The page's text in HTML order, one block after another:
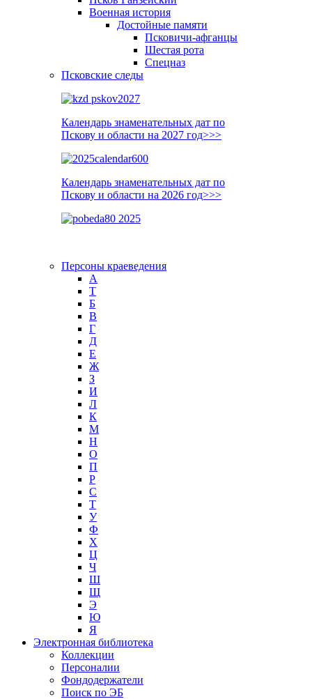
Военная история
Достойные памяти
Псковичи-афганцы
Шестая рота
Спецназ
Псковские следы
Календарь знаменательных дат по
Пскову и области на 2027 год>>>
Календарь знаменательных дат по
Пскову и области на 2026 год>>>
Персоны краеведения
А
T
Б
В
Г
Д
Е
Ж
З
И
Л
К
М
Н
О
П
Р
С
Т
У
Ф
Х
Ц
Ч
Ш
Щ
Э
Ю
Я
Электронная библиотека
Коллекции
Персоналии
Фондодержатели
Поиск по ЭБ